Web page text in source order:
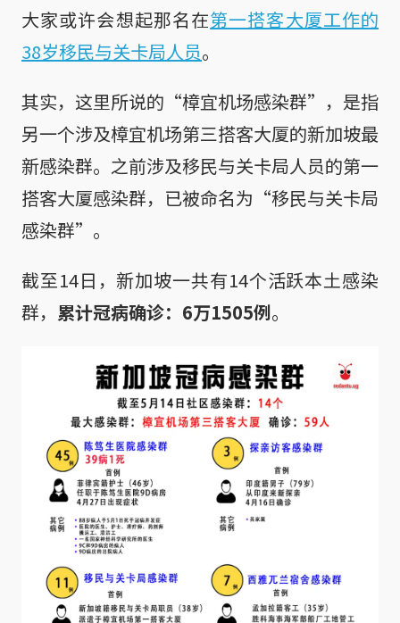
大家或许会想起那名在第一搭客大厦工作的
38岁移民与关卡局人员。
其实，这里所说的“樟宜机场感染群”，是指
另一个涉及樟宜机场第三搭客大厦的新加坡最
新感染群。之前涉及移民与关卡局人员的第一
搭客大厦感染群，已被命名为“移民与关卡局
感染群”。
截至14日，新加坡一共有14个活跃本土感染
群， 累计冠病确诊：6万1505例。